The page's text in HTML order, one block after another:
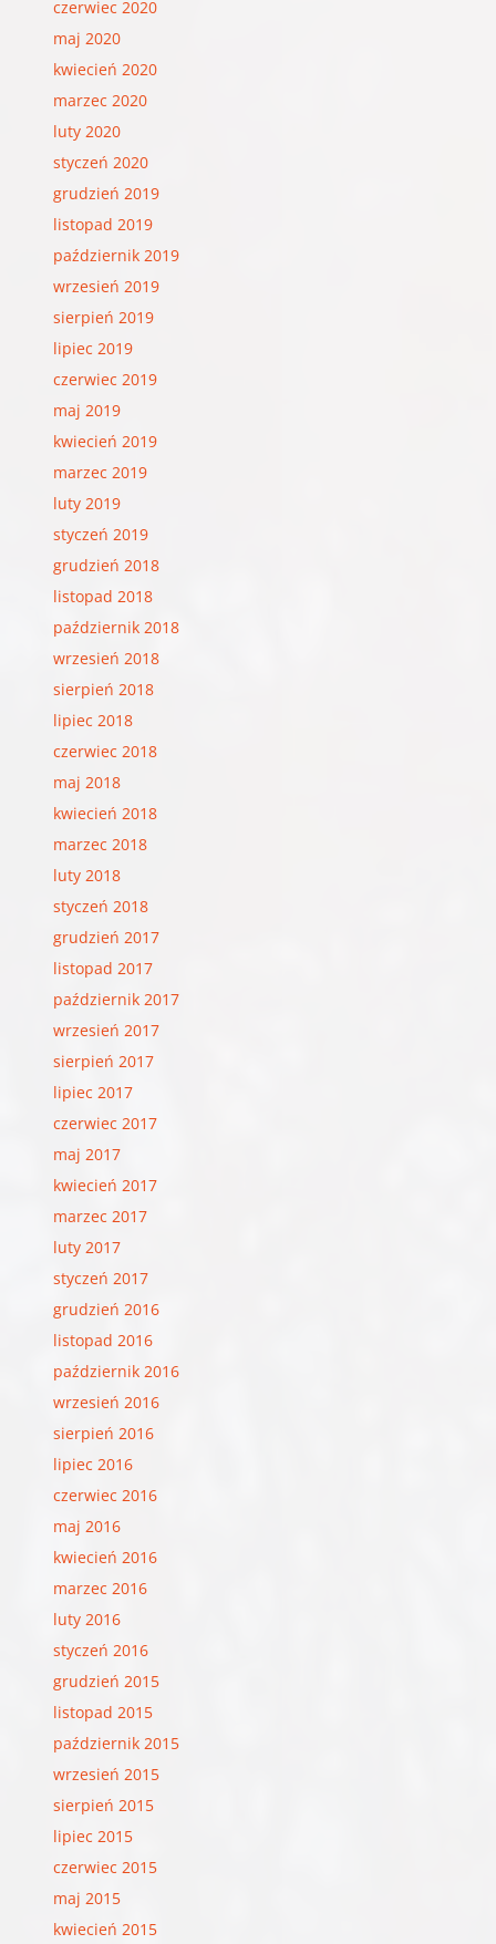
czerwiec 2020
maj 2020
kwiecień 2020
marzec 2020
luty 2020
styczeń 2020
grudzień 2019
listopad 2019
październik 2019
wrzesień 2019
sierpień 2019
lipiec 2019
czerwiec 2019
maj 2019
kwiecień 2019
marzec 2019
luty 2019
styczeń 2019
grudzień 2018
listopad 2018
październik 2018
wrzesień 2018
sierpień 2018
lipiec 2018
czerwiec 2018
maj 2018
kwiecień 2018
marzec 2018
luty 2018
styczeń 2018
grudzień 2017
listopad 2017
październik 2017
wrzesień 2017
sierpień 2017
lipiec 2017
czerwiec 2017
maj 2017
kwiecień 2017
marzec 2017
luty 2017
styczeń 2017
grudzień 2016
listopad 2016
październik 2016
wrzesień 2016
sierpień 2016
lipiec 2016
czerwiec 2016
maj 2016
kwiecień 2016
marzec 2016
luty 2016
styczeń 2016
grudzień 2015
listopad 2015
październik 2015
wrzesień 2015
sierpień 2015
lipiec 2015
czerwiec 2015
maj 2015
kwiecień 2015